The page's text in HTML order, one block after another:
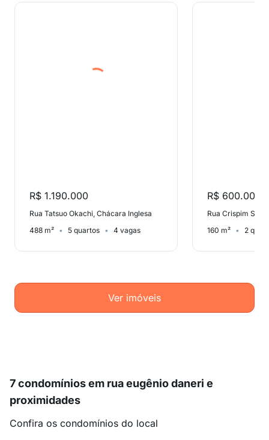
R$ 1.190.000
Rua Tatsuo Okachi, Chácara Inglesa
488 m²
5 quartos 4 vagas
R$ 600.000
Rua Crispim
160 m²
2
Ver imóveis
7 condomínios em rua eugênio daneri e
proximidades
Confira os condomínios do local